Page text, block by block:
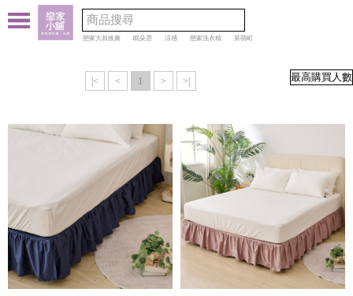
戀家大叔推薦 眠朵雲 涼感 戀家洗衣精 呆萌町
|< < 1 > >|